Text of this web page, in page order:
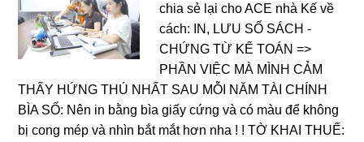
chia sẻ lại cho ACE nhà Kế về
cách: IN, LƯU SỔ SÁCH -
CHỨNG TỪ KẾ TOÁN =>
PHẦN VIỆC MÀ MÌNH CẢM
THẤY HỨNG THÚ NHẤT SAU MỖI NĂM TÀI CHÍNH
BÌA SỔ: Nên in bằng bìa giấy cứng và có màu để không
bị cong mép và nhìn bắt mắt hơn nha ! ! TỜ KHAI THUẾ: